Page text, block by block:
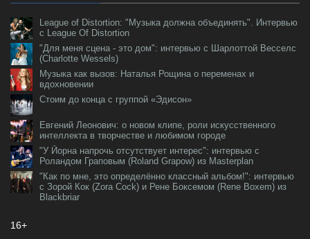
League of Distortion: "Музыка должна объединять". Интервью
с League Of Distortion
"Для меня сцена - это дом": интервью с Шарлоттой Весселс
(Charlotte Wessels)
Музыка как вызов: Наталья Рощина о переменах и
вдохновении
Стоим до конца с группой «Эдисон»
Евгений Леонович: о новом клипе, роли искусственного
интеллекта в творчестве и любимом городе
"У Йорна напрочь отсутствует интерес": интервью с
Роландом Граповым (Roland Grapow) из Masterplan
"Как по мне, это определённо классный альбом!": интервью
с Зорой Кок (Zora Cock) и Рене Боксемом (Rene Boxem) из
Blackbriar
16+